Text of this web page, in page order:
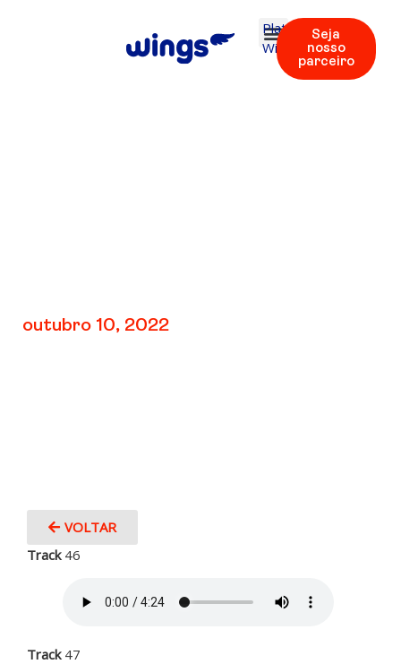
Plataforma
Wings
Seja
nosso
parceiro
outubro 10, 2022
VOLTAR
Track 46
Track 47